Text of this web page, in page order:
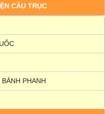
CẦU TRỤC
PHANH